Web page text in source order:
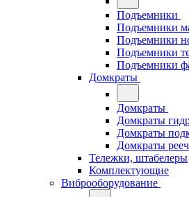
Подъемники
Подъемники
Подъемники
Подъемники
Подъемники
Домкраты
Домкраты
Домкраты
Домкраты
Домкраты
Тележки, штабелеры
Комплектующие
Виброоборудование